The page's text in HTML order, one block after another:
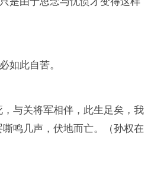
如此自苦。
与关将军相伴，此生足矣，我
鸣几声，伏地而亡。（孙权在